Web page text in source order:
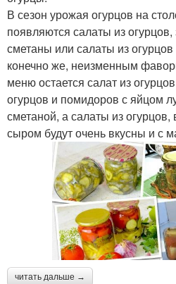
В сезон урожая огурцов на
появляются салаты из огурцов,
сметаны или салаты из
конечно же, неизменным
меню остается салат из
огурцов и помидоров с яйцом
сметаной, а салаты из
сыром будут очень вкусны и с
читать дальше →